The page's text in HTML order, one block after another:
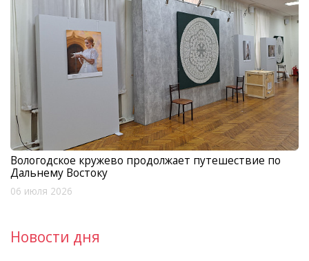
Вологодское кружево продолжает путешествие по
Дальнему Востоку
06 июля 2026
Новости дня